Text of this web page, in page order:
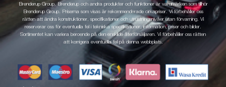
Brenderup Group. Brenderup och andra produkter och funktioner är varumärken som tillhör
Brenderup Group. Priserna som visas är rekommenderade cirkapriser. Vi förbehåller oss
rätten att ändra konstruktioner, specifikationer och utrustningsnivåer utan förvarning. Vi
reserverar oss för eventuella fel i tekniska specifikationer, information, priser och bilder.
Sortimentet kan variera beroende på den enskilde återförsäljaren. Vi förbehåller oss rätten
att korrigera eventuella fel på denna webbplats.